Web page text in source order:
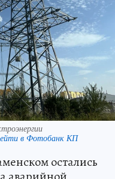
в Фотобанк КП
остались